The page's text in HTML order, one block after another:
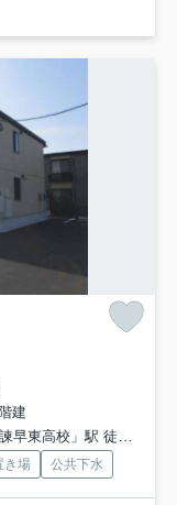
建
東高校」駅 徒歩18分
き場 公共下水